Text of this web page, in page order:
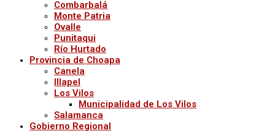
Combarbalá
Monte Patria
Ovalle
Punitaqui
Río Hurtado
Provincia de Choapa
Canela
Illapel
Los Vilos
Municipalidad de Los Vilos
Salamanca
Gobierno Regional